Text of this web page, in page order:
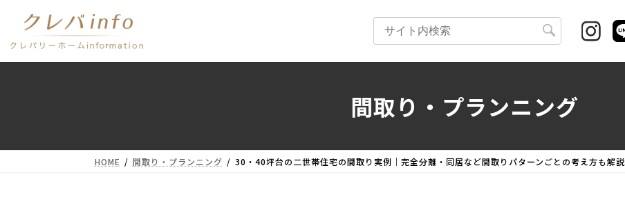
テ
ン
ゲ
ー
検
索:
間取り・プランニング
HOME 間取り・プランニング 30・40坪台の二世帯住宅の間取り実例｜完全分離・同居など間取りパターンごとの考え方も解説